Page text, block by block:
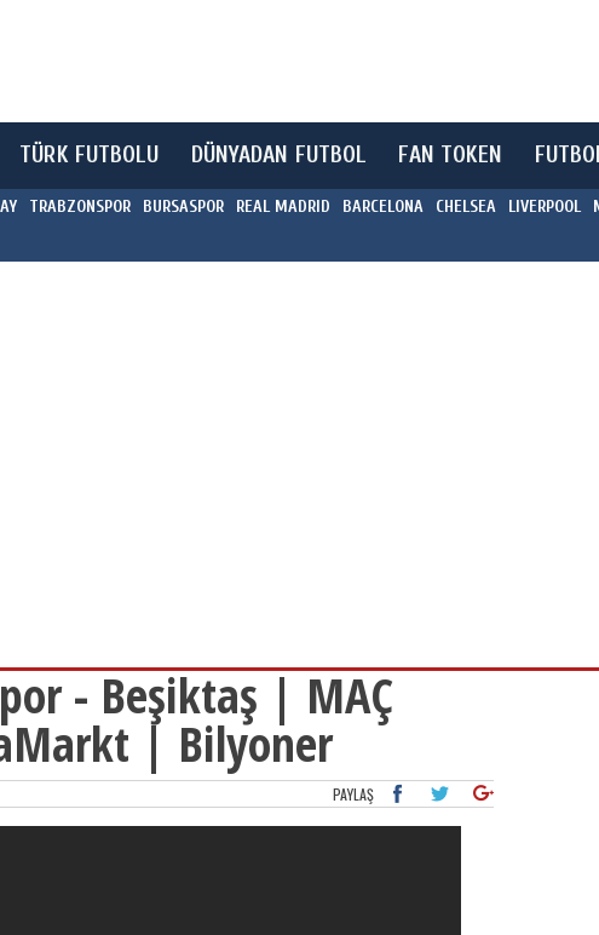
TÜRK FUTBOLU DÜNYADAN FUTBOL FAN TOKEN
TRABZONSPOR BURSASPOR REAL MADRID BARCELONA CHELSEA LIVERPOOL
- Beşiktaş | MAÇ
| Bilyoner
PAYLAŞ